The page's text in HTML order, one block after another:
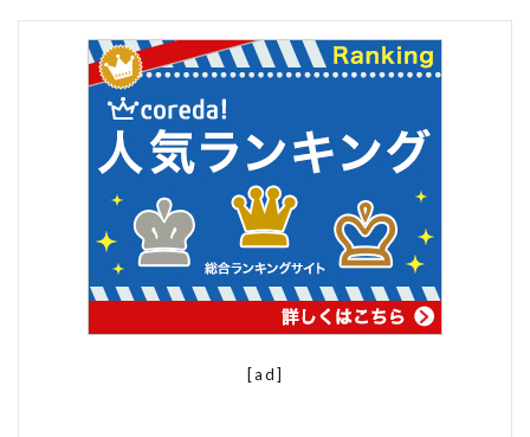
[ad]
楽天 seo アルゴリズム 楽天 seo 業者
楽天 seo対策 2021
楽天 コンサル 楽天 ショップ 解説
楽天 検索 上位 楽天 検索ボリューム
楽天SEO 楽天seo 2020 楽天seo alt
楽天seo アルゴリズム 2020
楽天seo アルゴリズム 2021
楽天クーポン